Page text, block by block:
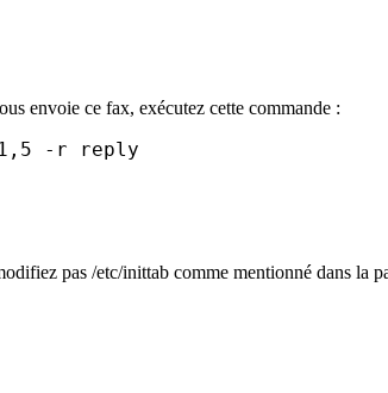
envoie ce fax, exécutez cette commande :
-r reply
pas /etc/inittab comme mentionné dans la